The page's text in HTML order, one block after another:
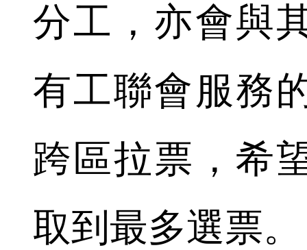
分工，亦會與
有工聯會服務
跨區拉票，希
取到最多選票。